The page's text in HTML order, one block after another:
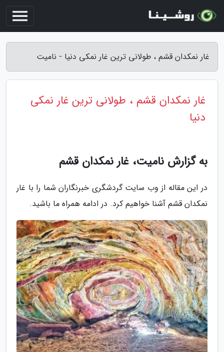
غار نمکدان قشم ، طولانی ترین غار نمکی دنیا - نامیت
غار نمکدان قشم ، طولانی ترین غار نمکی
دنیا
به گزارش نامیت، غار نمکدان قشم
در این مقاله از وب سایت گردشگری خبرنگاران شما را با غار
نمکدان قشم آشنا خواهیم کرد. در ادامه همراه ما باشید.